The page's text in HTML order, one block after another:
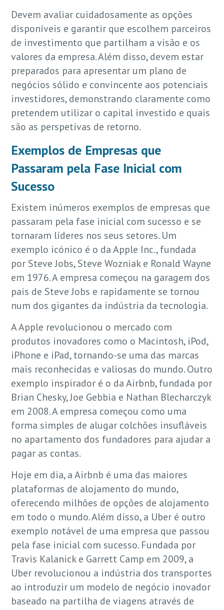
Devem avaliar cuidadosamente as opções
disponíveis e garantir que escolhem parceiros
de investimento que partilham a visão e os
valores da empresa. Além disso, devem estar
preparados para apresentar um plano de
negócios sólido e convincente aos potenciais
investidores, demonstrando claramente como
pretendem utilizar o capital investido e quais
são as perspetivas de retorno.
Exemplos de Empresas que
Passaram pela Fase Inicial com
Sucesso
Existem inúmeros exemplos de empresas que
passaram pela fase inicial com sucesso e se
tornaram líderes nos seus setores. Um
exemplo icónico é o da Apple Inc., fundada
por Steve Jobs, Steve Wozniak e Ronald Wayne
em 1976. A empresa começou na garagem dos
pais de Steve Jobs e rapidamente se tornou
num dos gigantes da indústria da tecnologia.
A Apple revolucionou o mercado com
produtos inovadores como o Macintosh, iPod,
iPhone e iPad, tornando-se uma das marcas
mais reconhecidas e valiosas do mundo. Outro
exemplo inspirador é o da Airbnb, fundada por
Brian Chesky, Joe Gebbia e Nathan Blecharczyk
em 2008. A empresa começou como uma
forma simples de alugar colchões insufláveis
no apartamento dos fundadores para ajudar a
pagar as contas.
Hoje em dia, a Airbnb é uma das maiores
plataformas de alojamento do mundo,
oferecendo milhões de opções de alojamento
em todo o mundo. Além disso, a Uber é outro
exemplo notável de uma empresa que passou
pela fase inicial com sucesso. Fundada por
Travis Kalanick e Garrett Camp em 2009, a
Uber revolucionou a indústria dos transportes
ao introduzir um modelo de negócio inovador
baseado na partilha de viagens através de